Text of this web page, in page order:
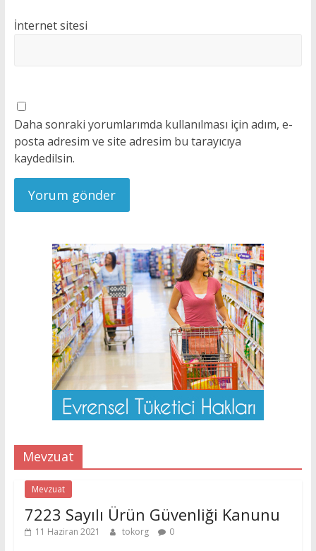
İnternet sitesi
Daha sonraki yorumlarımda kullanılması için adım, e-
posta adresim ve site adresim bu tarayıcıya
kaydedilsin.
Mevzuat
Mevzuat
7223 Sayılı Ürün Güvenliği Kanunu
11 Haziran 2021 tokorg 0